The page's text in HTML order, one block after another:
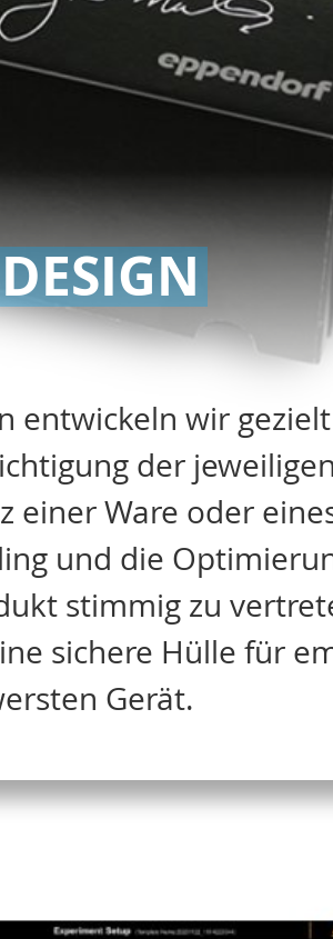
entwickeln wir
der
einer Ware oder
und die
stimmig zu
sichere Hülle für
Gerät.